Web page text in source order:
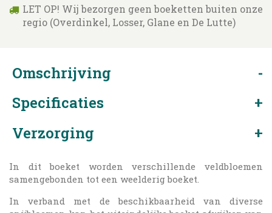
LET OP! Wij bezorgen geen boeketten buiten onze
regio (Overdinkel, Losser, Glane en De Lutte)
Omschrijving
Specificaties
Verzorging
In dit boeket worden verschillende veldbloemen
samengebonden tot een weelderig boeket.
In verband met de beschikbaarheid van diverse